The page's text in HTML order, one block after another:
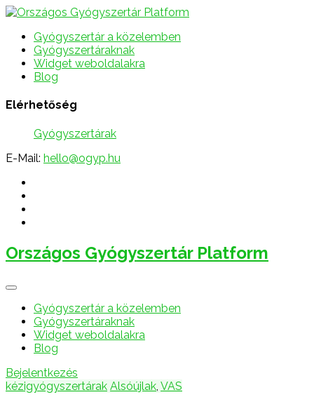
Gyógyszertár a közelemben
Gyógyszertáraknak
Widget weboldalakra
Blog
Elérhetőség
Gyógyszertárak
E-Mail: hello@ogyp.hu
Országos Gyógyszertár Platform
Gyógyszertár a közelemben
Gyógyszertáraknak
Widget weboldalakra
Blog
Bejelentkezés
kézigyógyszertárak Alsóújlak, VAS